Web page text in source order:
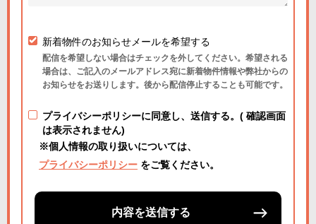
新着物件のお知らせメールを希望する
配信を希望しない場合はチェックを外してください。希望される
場合は、ご記入のメールアドレス宛に新着物件情報や弊社からの
お知らせをお送りします。後から配信停止することも可能です。
プライバシーポリシーに同意し、送信する。( 確認画面
は表示されません)
※個人情報の取り扱いについては、
プライバシーポリシー をご覧ください。
内容を送信する